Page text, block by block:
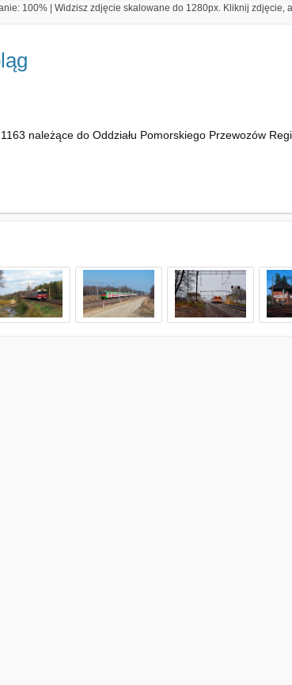
100% | Widzisz zdjęcie skalowane do 1280px. Kliknij
należące do Oddziału Pomorskiego Przewozów